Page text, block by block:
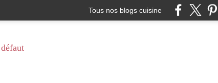
Tous nos blogs cuisine